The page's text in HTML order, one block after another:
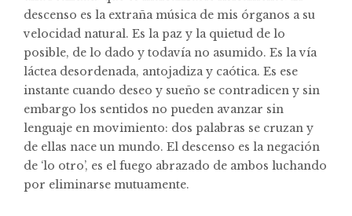
descenso es la extraña música de mis órganos a su
velocidad natural. Es la paz y la quietud de lo
posible, de lo dado y todavía no asumido. Es la vía
láctea desordenada, antojadiza y caótica. Es ese
instante cuando deseo y sueño se contradicen y sin
embargo los sentidos no pueden avanzar sin
lenguaje en movimiento: dos palabras se cruzan y
de ellas nace un mundo. El descenso es la negación
de ‘lo otro’, es el fuego abrazado de ambos luchando
por eliminarse mutuamente.